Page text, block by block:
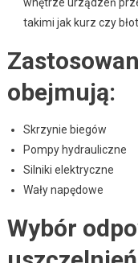
takimi jak kurz czy
obejmują:
Skrzynie biegów
Pompy hydrauliczne
Silniki elektryczne
Wały napędowe
Wybór